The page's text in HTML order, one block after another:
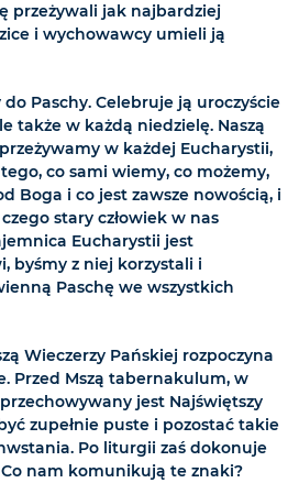
przeżywali jak najbardziej
i wychowawcy umieli ją
do Paschy. Celebruje ją uroczyście
także w każdą niedzielę. Naszą
w każdej Eucharystii,
co sami wiemy, co możemy,
Boga i co jest zawsze nowością, i
stary człowiek w nas
Eucharystii jest
byśmy z niej korzystali i
Paschę we wszystkich
Wieczerzy Pańskiej rozpoczyna
Przed Mszą tabernakulum, w
jest Najświętszy
zupełnie puste i pozostać takie
Po liturgii zaś dokonuje
Co nam komunikują te znaki?